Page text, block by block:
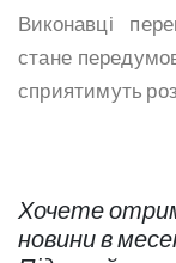
Виконавці
стане
сприятимуть
Хочете
новини в